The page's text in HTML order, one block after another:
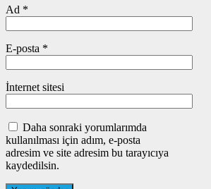
Ad *
E-posta *
İnternet sitesi
Daha sonraki yorumlarımda
kullanılması için adım, e-posta
adresim ve site adresim bu tarayıcıya
kaydedilsin.